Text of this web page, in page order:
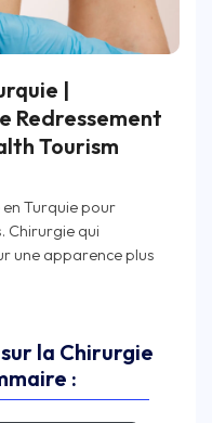
|
Redressement
Tourism
Turquie pour
Chirurgie qui
une apparence plus
la Chirurgie
: